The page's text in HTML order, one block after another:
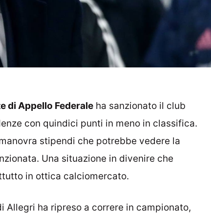
di Appello Federale ha sanzionato il club
con quindici punti in meno in classifica.
stipendi che potrebbe vedere la
Una situazione in divenire che
in ottica calciomercato.
Allegri ha ripreso a correre in campionato,